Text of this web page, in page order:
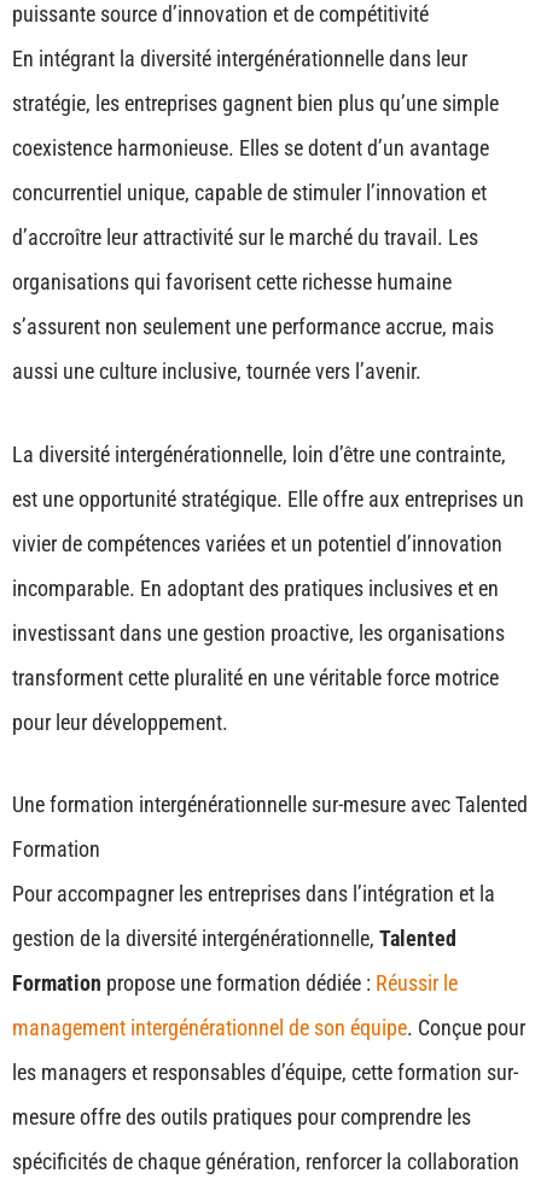
puissante source d’innovation et de compétitivité
En intégrant la diversité intergénérationnelle dans leur
stratégie, les entreprises gagnent bien plus qu’une simple
coexistence harmonieuse. Elles se dotent d’un avantage
concurrentiel unique, capable de stimuler l’innovation et
d’accroître leur attractivité sur le marché du travail. Les
organisations qui favorisent cette richesse humaine
s’assurent non seulement une performance accrue, mais
aussi une culture inclusive, tournée vers l’avenir.
La diversité intergénérationnelle, loin d’être une contrainte,
est une opportunité stratégique. Elle offre aux entreprises un
vivier de compétences variées et un potentiel d’innovation
incomparable. En adoptant des pratiques inclusives et en
investissant dans une gestion proactive, les organisations
transforment cette pluralité en une véritable force motrice
pour leur développement.
Une formation intergénérationnelle sur-mesure avec Talented
Formation
Pour accompagner les entreprises dans l’intégration et la
gestion de la diversité intergénérationnelle, Talented
Formation propose une formation dédiée : Réussir le
management intergénérationnel de son équipe. Conçue pour
les managers et responsables d’équipe, cette formation sur-
mesure offre des outils pratiques pour comprendre les
spécificités de chaque génération, renforcer la collaboration